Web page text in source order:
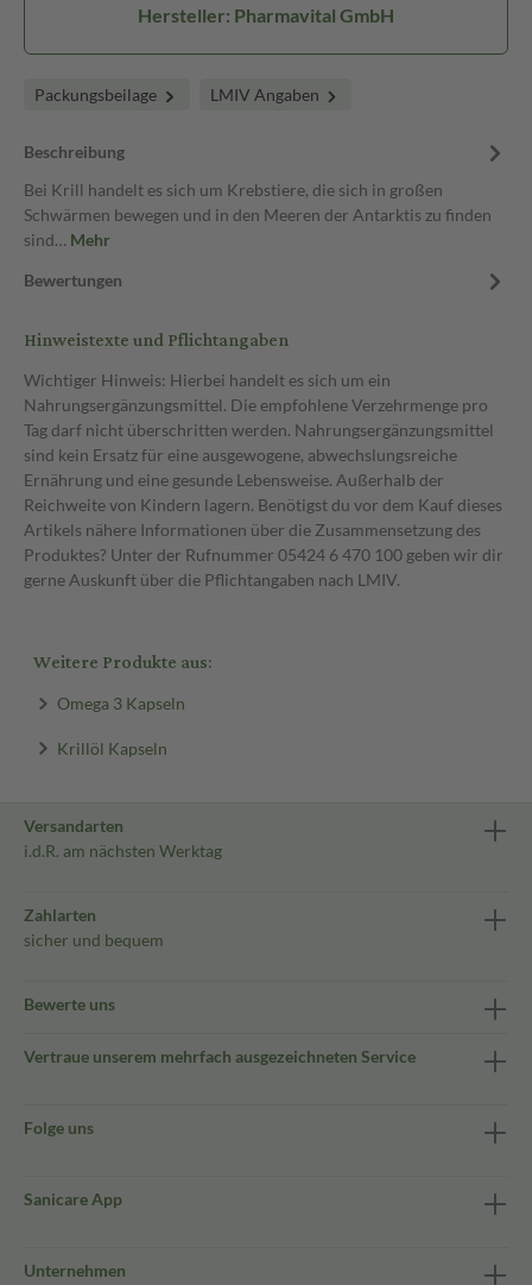
Hersteller: Pharmavital GmbH
Packungsbeilage LMIV Angaben
Beschreibung
Bei Krill handelt es sich um Krebstiere, die sich in großen
Schwärmen bewegen und in den Meeren der Antarktis zu finden
sind… Mehr
Bewertungen
Hinweistexte und Pflichtangaben
Wichtiger Hinweis: Hierbei handelt es sich um ein
Nahrungsergänzungsmittel. Die empfohlene Verzehrmenge pro
Tag darf nicht überschritten werden. Nahrungsergänzungsmittel
sind kein Ersatz für eine ausgewogene, abwechslungsreiche
Ernährung und eine gesunde Lebensweise. Außerhalb der
Reichweite von Kindern lagern. Benötigst du vor dem Kauf dieses
Artikels nähere Informationen über die Zusammensetzung des
Produktes? Unter der Rufnummer 05424 6 470 100 geben wir dir
gerne Auskunft über die Pflichtangaben nach LMIV.
Weitere Produkte aus:
Omega 3 Kapseln
Krillöl Kapseln
Versandarten
i.d.R. am nächsten Werktag
Zahlarten
sicher und bequem
Bewerte uns
Vertraue unserem mehrfach ausgezeichneten Service
Folge uns
Sanicare App
Unternehmen